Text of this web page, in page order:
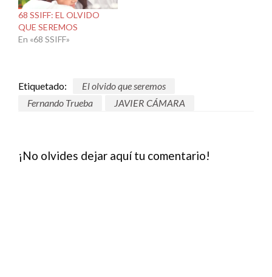
68 SSIFF: EL OLVIDO
QUE SEREMOS
En «68 SSIFF»
Etiquetado:
El olvido que seremos
Fernando Trueba
JAVIER CÁMARA
¡No olvides dejar aquí tu comentario!